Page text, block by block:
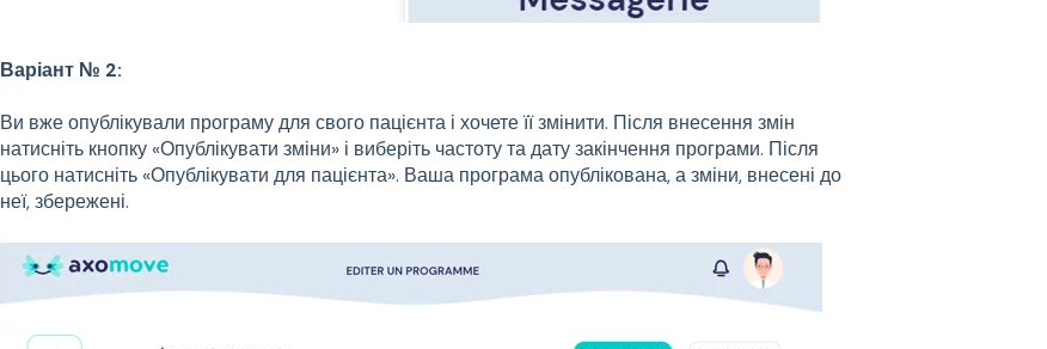
Варіант № 2:
Ви вже опублікували програму для свого пацієнта і хочете її змінити. Після внесення змін
натисніть кнопку «Опублікувати зміни» і виберіть частоту та дату закінчення програми. Після
цього натисніть «Опублікувати для пацієнта». Ваша програма опублікована, а зміни, внесені до
неї, збережені.